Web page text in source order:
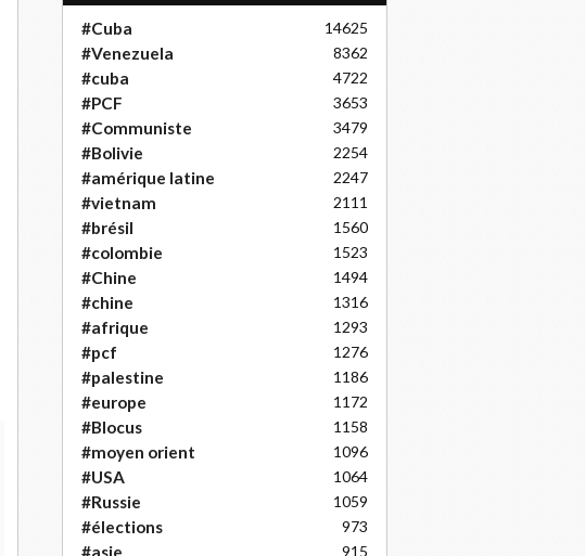
#Cuba 14625
#Venezuela 8362
#cuba 4722
#PCF 3653
#Communiste 3479
#Bolivie 2254
#amérique latine 2247
#vietnam 2111
#brésil 1560
#colombie 1523
#Chine 1494
#chine 1316
#afrique 1293
#pcf 1276
#palestine 1186
#europe 1172
#Blocus 1158
#moyen orient 1096
#USA 1064
#Russie 1059
#élections 973
#asie 915